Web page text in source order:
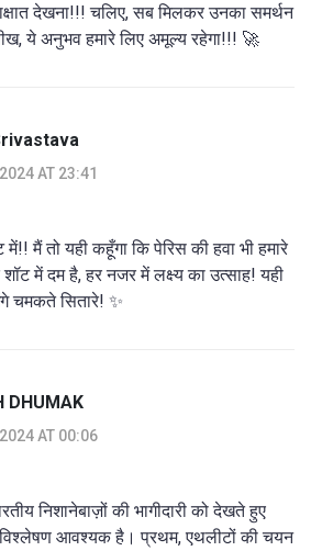
देखना!!! चलिए, सब मिलकर उनका समर्थन
ये अनुभव हमारे लिए अमूल्य रहेगा!!! 🚀
AT 23:41
में!! मैं तो यही कहूँगा कि पेरिस की हवा भी हमारे
में दम है, हर नजर में लक्ष्य का उत्साह! यही
चमकते सितारे! ✨
DHUMAK
AT 00:06
निशानेबाज़ों की भागीदारी को देखते हुए
विश्लेषण आवश्यक है। प्रथम, एथलीटों की चयन